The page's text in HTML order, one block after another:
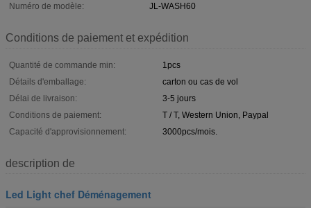
Numéro de modèle:
JL-WASH60
Conditions de paiement et expédition
Quantité de commande min:
1pcs
Détails d'emballage:
carton ou cas de vol
Délai de livraison:
3-5 jours
Conditions de paiement:
T / T, Western Union, Paypal
Capacité d'approvisionnement:
3000pcs/mois.
description de
Led Light chef Déménagement